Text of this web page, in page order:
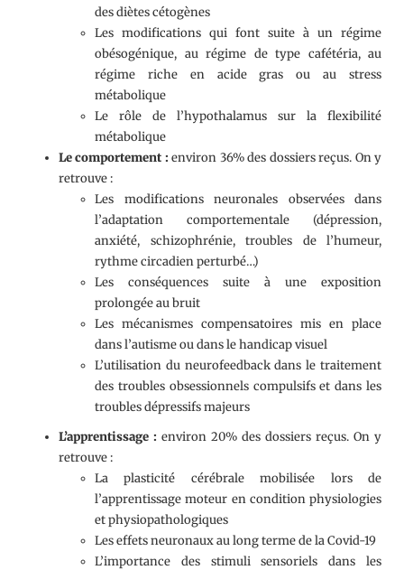
des diètes cétogènes
Les modifications qui font suite à un régime
obésogénique, au régime de type cafétéria, au
régime riche en acide gras ou au stress
métabolique
Le rôle de l’hypothalamus sur la flexibilité
métabolique
Le comportement : environ 36% des dossiers reçus. On y
retrouve :
Les modifications neuronales observées dans
l’adaptation comportementale (dépression,
anxiété, schizophrénie, troubles de l’humeur,
rythme circadien perturbé…)
Les conséquences suite à une exposition
prolongée au bruit
Les mécanismes compensatoires mis en place
dans l’autisme ou dans le handicap visuel
L’utilisation du neurofeedback dans le traitement
des troubles obsessionnels compulsifs et dans les
troubles dépressifs majeurs
L’apprentissage : environ 20% des dossiers reçus. On y
retrouve :
La plasticité cérébrale mobilisée lors de
l’apprentissage moteur en condition physiologies
et physiopathologiques
Les effets neuronaux au long terme de la Covid-19
L’importance des stimuli sensoriels dans les